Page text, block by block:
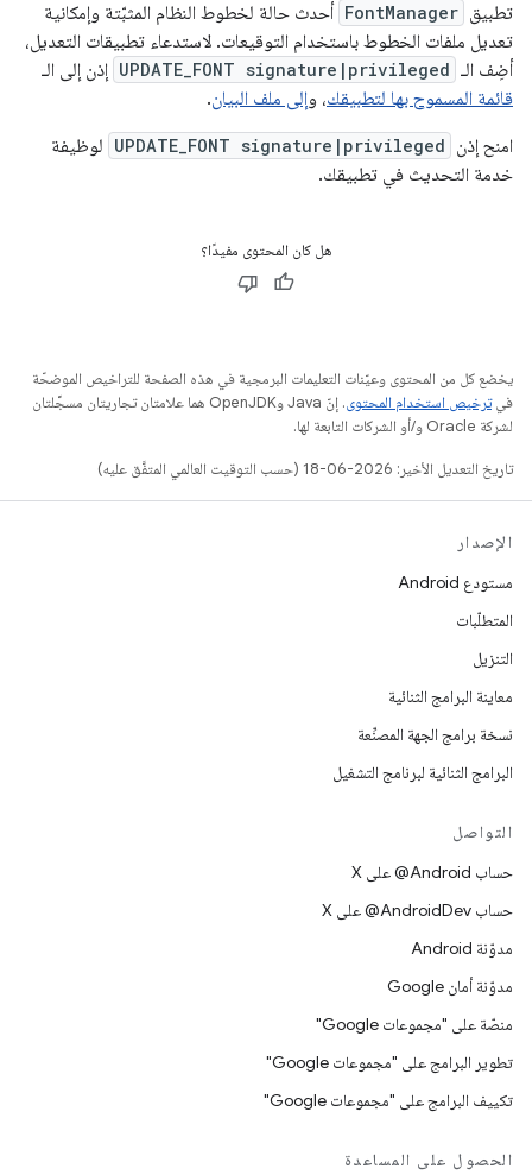
تطبيق FontManager أحدث حالة لخطوط النظام المثبّتة وإمكانية
تعديل ملفات الخطوط باستخدام التوقيعات. لاستدعاء تطبيقات التعديل،
أضِف الـ UPDATE_FONT signature|privileged إذن إلى الـ
قائمة المسموح بها لتطبيقك، وإلى ملف البيان.
امنح إذن UPDATE_FONT signature|privileged لوظيفة
خدمة التحديث في تطبيقك.
هل كان المحتوى مفيدًا؟
يخضع كل من المحتوى وعيّنات التعليمات البرمجية في هذه الصفحة للتراخيص الموضحّة
فيترخيص استخدام المحتوى
. إنّ Java وOpenJDK هما علامتان تجاريتان مسجَّلتان
لشركة Oracle و/أو الشركات التابعة لها.
تاريخ التعديل الأخير: 2026-06-18 (حسب التوقيت العالمي المتفَّق عليه)
الإصدار
مستودع Android
المتطلّبات
التنزيل
معاينة البرامج الثنائية
نسخة برامج الجهة المصنِّعة
البرامج الثنائية لبرنامج التشغيل
التواصل
حساب ‎@Android على X
حساب ‎@AndroidDev على X
مدوّنة Android
مدوّنة أمان Google
منصّة على "مجموعات Google"
تطوير البرامج على "مجموعات Google"
تكييف البرامج على "مجموعات Google"
الحصول على المساعدة